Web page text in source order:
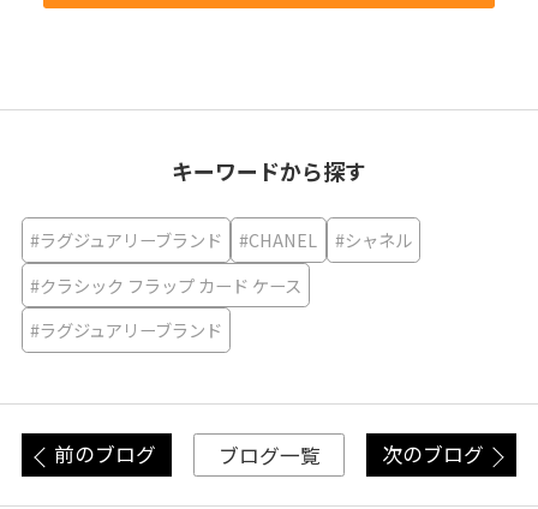
キーワードから探す
#ラグジュアリーブランド #CHANEL
#シャネル
#クラシック フラップ カード ケース
#ラグジュアリーブランド
前のブログ ブログ一覧 次のブログ